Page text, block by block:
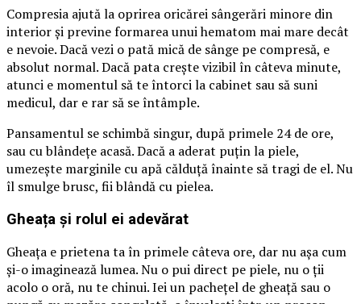
Compresia ajută la oprirea oricărei sângerări minore din
interior și previne formarea unui hematom mai mare decât
e nevoie. Dacă vezi o pată mică de sânge pe compresă, e
absolut normal. Dacă pata crește vizibil în câteva minute,
atunci e momentul să te întorci la cabinet sau să suni
medicul, dar e rar să se întâmple.
Pansamentul se schimbă singur, după primele 24 de ore,
sau cu blândețe acasă. Dacă a aderat puțin la piele,
umezește marginile cu apă călduță înainte să tragi de el. Nu
îl smulge brusc, fii blândă cu pielea.
Gheața și rolul ei adevărat
Gheața e prietena ta în primele câteva ore, dar nu așa cum
și-o imaginează lumea. Nu o pui direct pe piele, nu o ții
acolo o oră, nu te chinui. Iei un pachețel de gheață sau o